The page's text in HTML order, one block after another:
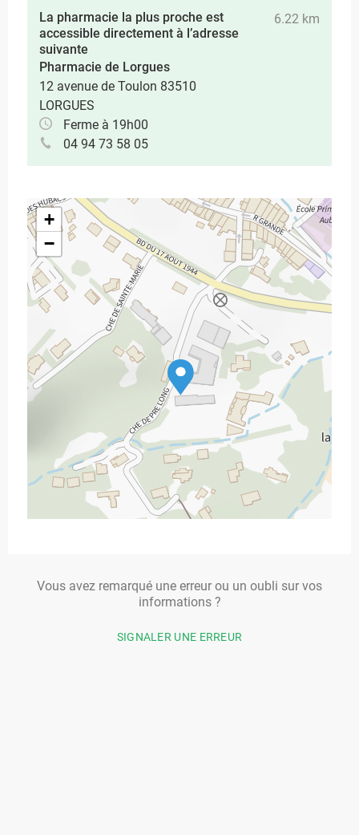
La pharmacie la plus proche est
accessible directement à l’adresse
suivante
Pharmacie de Lorgues
12 avenue de Toulon 83510
LORGUES
Ferme à 19h00
04 94 73 58 05
6.22 km
+
−
Vous avez remarqué une erreur ou un oubli sur vos
informations ?
SIGNALER UNE ERREUR